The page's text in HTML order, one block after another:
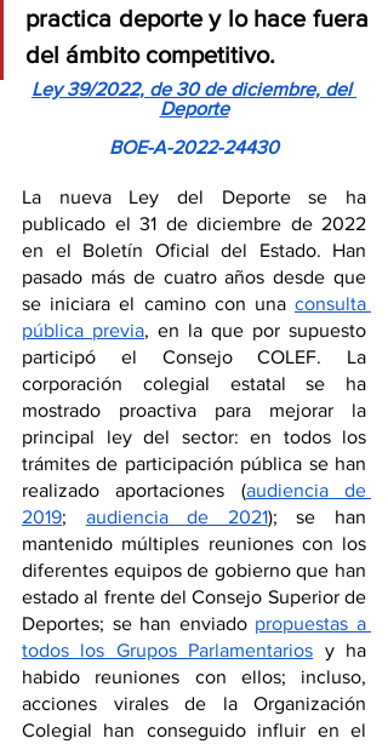
practica deporte y lo hace fuera
del ámbito competitivo.
Ley 39/2022, de 30 de diciembre, del
Deporte
BOE-A-2022-24430
La nueva Ley del Deporte se ha
publicado el 31 de diciembre de 2022
en el Boletín Oficial del Estado. Han
pasado más de cuatro años desde que
se iniciara el camino con una consulta
pública previa, en la que por supuesto
participó el Consejo COLEF. La
corporación colegial estatal se ha
mostrado proactiva para mejorar la
principal ley del sector: en todos los
trámites de participación pública se han
realizado aportaciones (audiencia de
2019; audiencia de 2021); se han
mantenido múltiples reuniones con los
diferentes equipos de gobierno que han
estado al frente del Consejo Superior de
Deportes; se han enviado propuestas a
todos los Grupos Parlamentarios y ha
habido reuniones con ellos; incluso,
acciones virales de la Organización
Colegial han conseguido influir en el